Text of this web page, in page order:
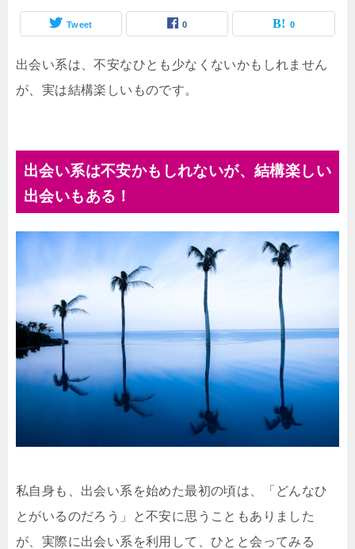
Tweet 0 0
出会い系は、不安なひとも少なくないかもしれません
が、実は結構楽しいものです。
出会い系は不安かもしれないが、結構楽しい
出会いもある！
私自身も、出会い系を始めた最初の頃は、「どんなひ
とがいるのだろう」と不安に思うこともありました
が、実際に出会い系を利用して、ひとと会ってみる